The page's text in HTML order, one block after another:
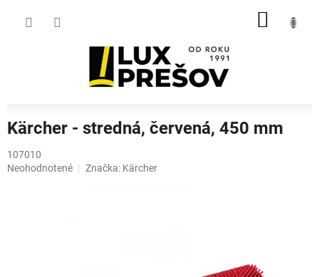
Kärcher - stredná, červená, 450 mm
107010
Priemerné
Neohodnotené Značka: Kärcher